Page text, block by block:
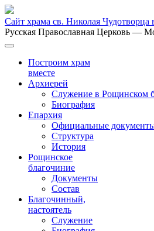
Сайт храма св. Николая Чудотворца
Русская Православная Церковь —
Построим храм
вместе
Архиерей
Служение в Рощинском
Биография
Епархия
Официальные
Структура
История
Рощинское
благочиние
Документы
Состав
Благочинный,
настоятель
Служение